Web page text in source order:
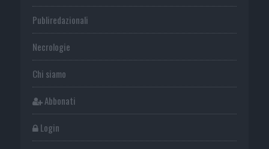
Publiredazionali
Necrologie
Chi siamo
Abbonati
Login